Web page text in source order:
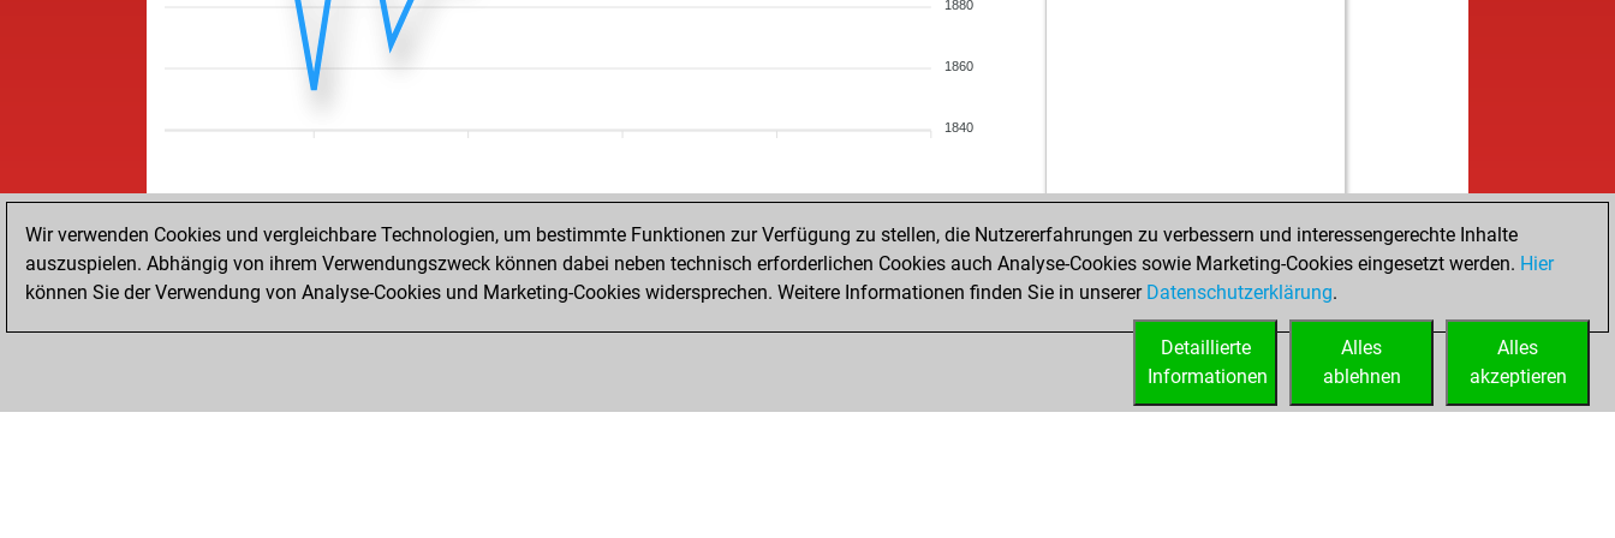
prokroustis 1929 1 b
1244 1 w
bora vuk 1465 1 b
mahadra 1880 0 b
1681 0 b
1503 1 w
1848 0 b
1874 1 w
1880
1860
1840
STARTSEITE
Wir verwenden Cookies und vergleichbare Technologien, um bestimmte Funktionen zur Verfügung zu stellen, die Nutzererfahrungen zu verbessern und interessengerechte Inhalte
auszuspielen. Abhängig von ihrem Verwendungszweck können dabei neben technisch erforderlichen Cookies auch Analyse-Cookies sowie Marketing-Cookies eingesetzt werden. Hier
können Sie der Verwendung von Analyse-Cookies und Marketing-Cookies widersprechen. Weitere Informationen finden Sie in unserer Datenschutzerklärung.
Alles
akzeptieren
Alles
ablehnen
Detaillierte
Informationen